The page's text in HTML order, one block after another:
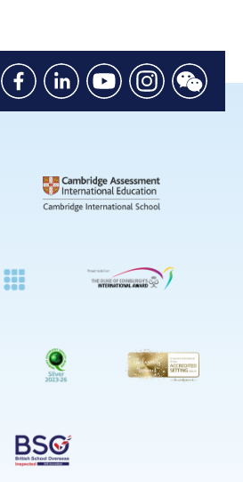
Like
Facebook
Connect
on
Linkedin
Watch
on
Youtube
Follow
Instagram
Connect